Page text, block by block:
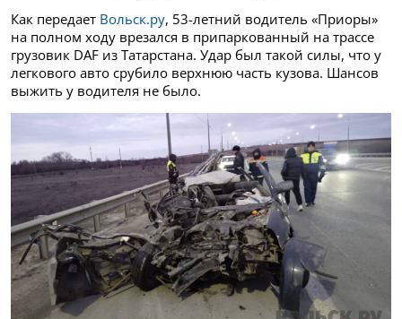
Как передает Вольск.ру, 53-летний водитель «Приоры»
на полном ходу врезался в припаркованный на трассе
грузовик DAF из Татарстана. Удар был такой силы, что у
легкового авто срубило верхнюю часть кузова. Шансов
выжить у водителя не было.